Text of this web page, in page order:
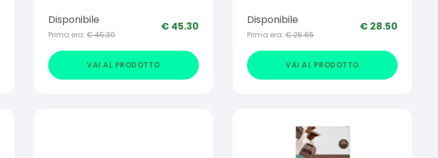
Disponibile
Prima era: €45.30
€ 45.30
VAI AL PRODOTTO
Disponibile
Prima era: €25.65
€ 28.50
VAI AL PRODOTTO